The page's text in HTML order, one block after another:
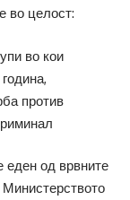
во целост:
во кои
против
еден од врвните